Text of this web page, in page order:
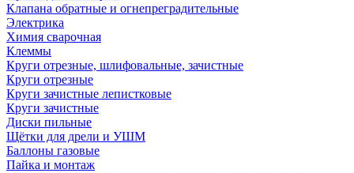
Клапана обратные и огнепреградительные
Электрика
Химия сварочная
Клеммы
Круги отрезные, шлифовальные, зачистные
Круги отрезные
Круги зачистные лепистковые
Круги зачистные
Диски пильные
Щётки для дрели и УШМ
Баллоны газовые
Пайка и монтаж